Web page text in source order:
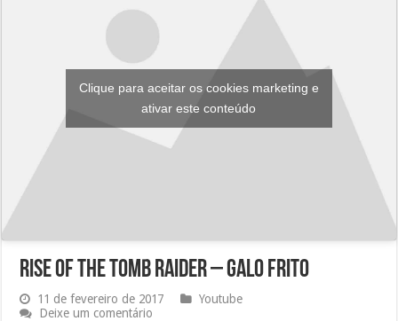
Clique para aceitar os cookies marketing e
ativar este conteúdo
Rise of the Tomb Raider – Galo frito
11 de fevereiro de 2017
Youtube
Deixe um comentário